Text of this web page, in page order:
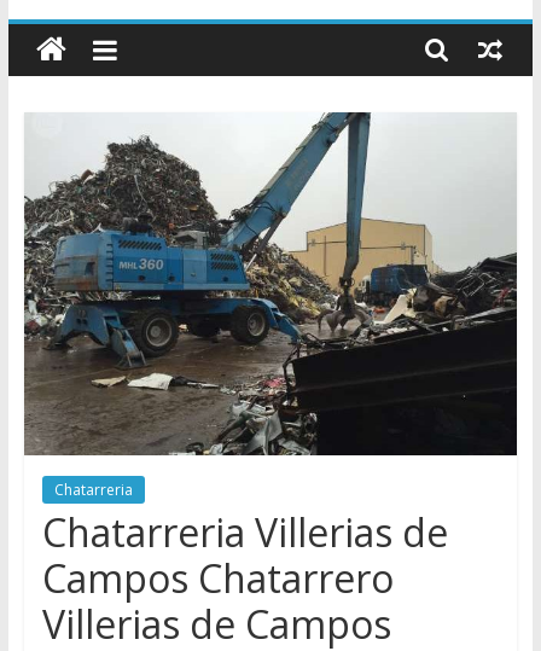
Chatarreros
–
Precio
de
Chatarra
Directorio
de
Chatarreros
para
Chatarra
Chatarreria
Chatarreria Villerias de
Campos Chatarrero
Villerias de Campos